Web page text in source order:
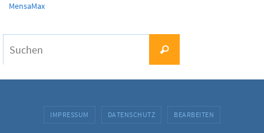
MensaMax
Suchen
IMPRESSUM DATENSCHUTZ BEARBEITEN